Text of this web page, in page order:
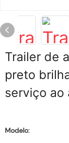
Trailer de
preto
serviço ao
Modelo: